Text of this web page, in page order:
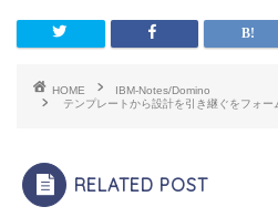
HOME
IBM-Notes/Domino
テンプレートから設計を引き継ぐをフォ
RELATED POST